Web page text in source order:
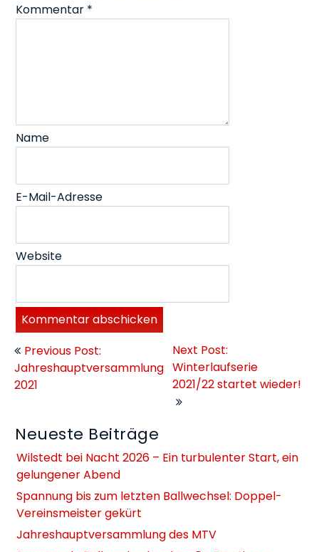
Kommentar *
Name
E-Mail-Adresse
Website
Beitragsnavigation
Previous Post:
Jahreshauptversammlung
2021
Next Post:
Winterlaufserie
2021/22 startet wieder!
Neueste Beiträge
Wilstedt bei Nacht 2026 – Ein turbulenter Start, ein
gelungener Abend
Spannung bis zum letzten Ballwechsel: Doppel-
Vereinsmeister gekürt
Jahreshauptversammlung des MTV